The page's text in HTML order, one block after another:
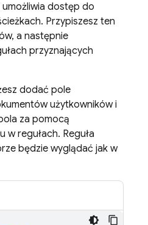
umożliwia dostęp do
Przypiszesz ten
a następnie
przyznających
dodać pole
użytkowników i
za pomocą
regułach. Reguła
będzie wyglądać jak w